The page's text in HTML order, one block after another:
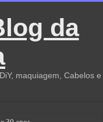
da
maquiagem, Cabelos e